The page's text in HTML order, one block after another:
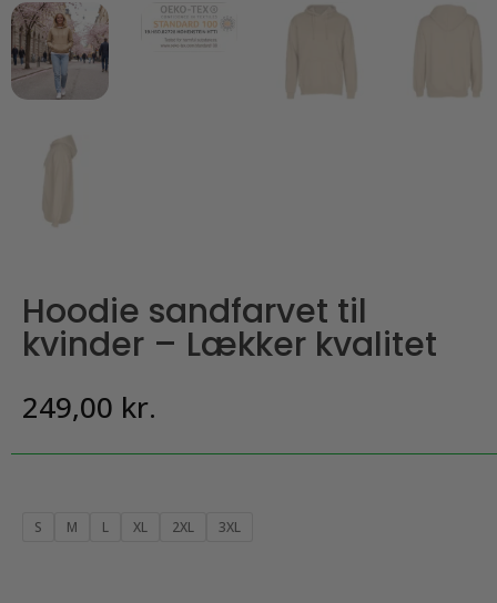
Hoodie sandfarvet til
kvinder – Lækker kvalitet
249,00 kr.
S M L XL 2XL 3XL